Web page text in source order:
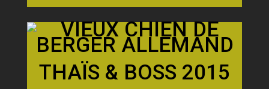
THAÏS & BOSS 2015